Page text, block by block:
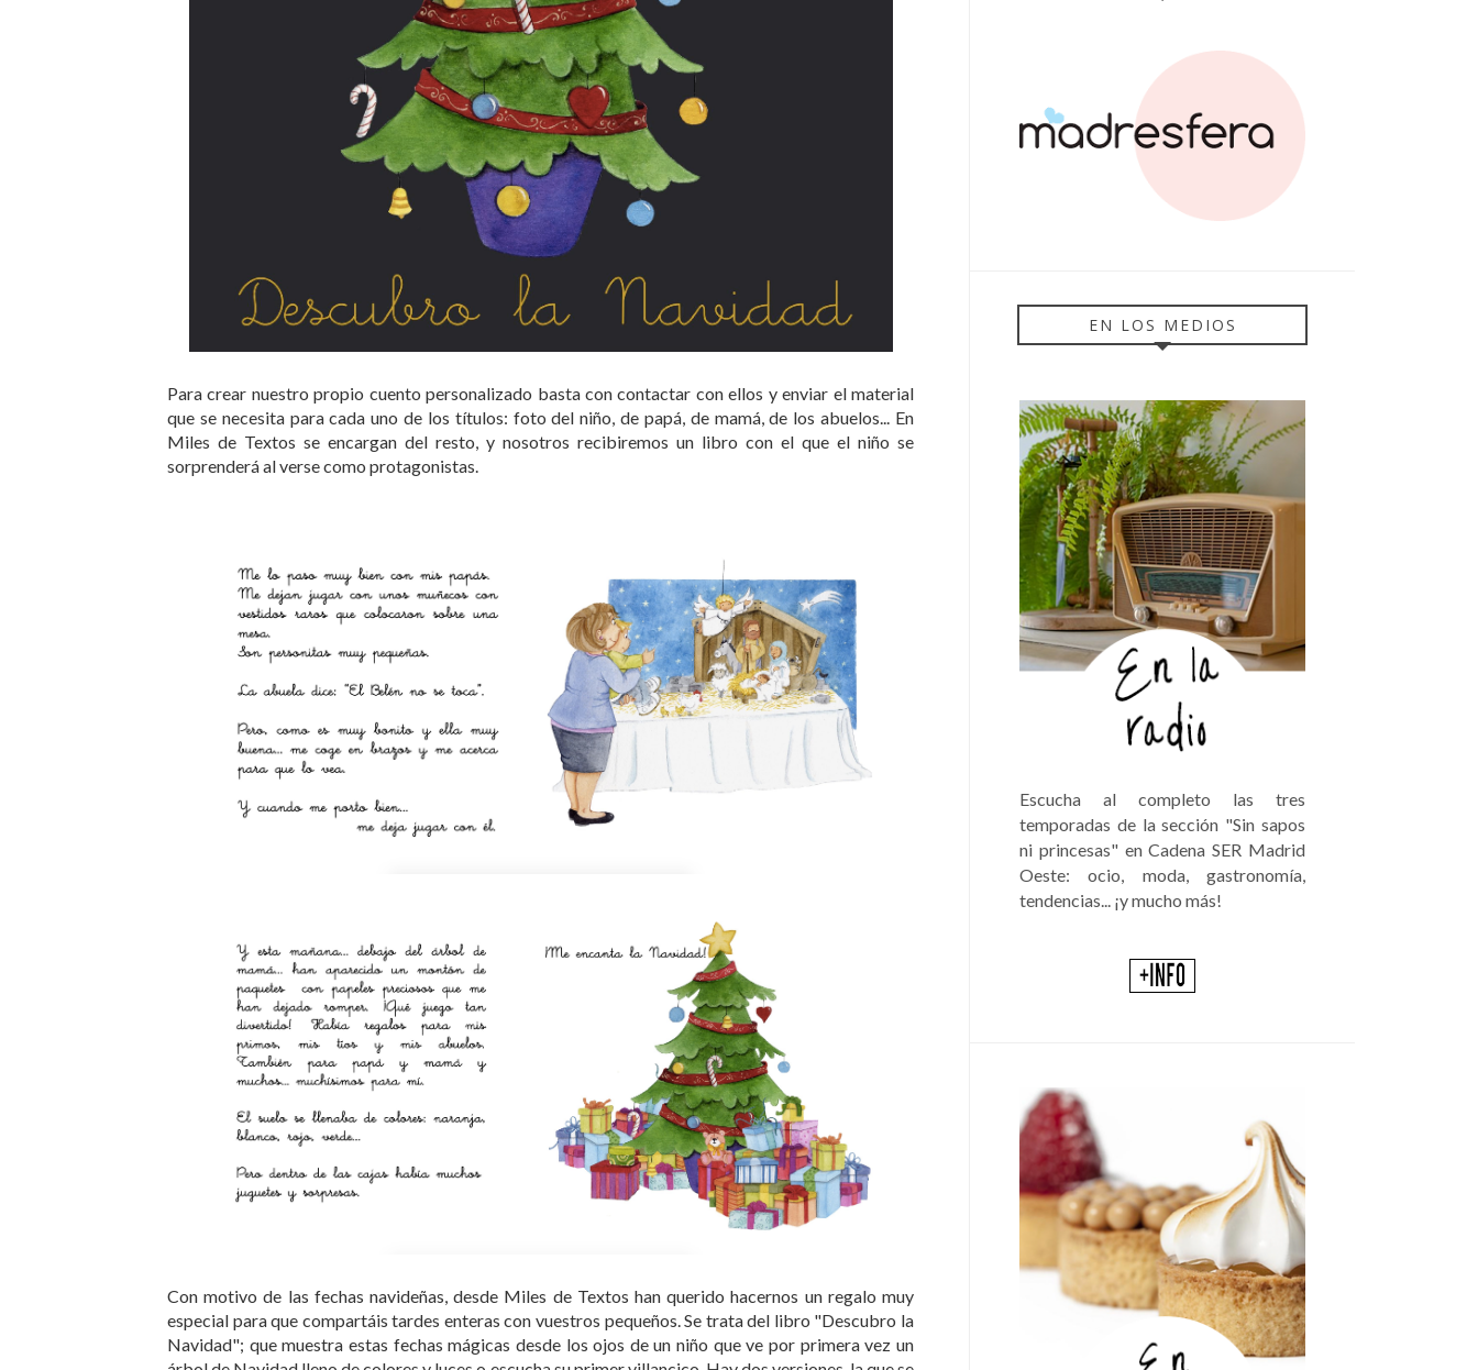
Para crear nuestro propio cuento personalizado basta con contactar con ellos y enviar el material
que se necesita para cada uno de los títulos: foto del niño, de papá, de mamá, de los abuelos... En
Miles de Textos se encargan del resto, y nosotros recibiremos un libro con el que el niño se
sorprenderá al verse como protagonistas.
Con motivo de las fechas navideñas, desde Miles de Textos han querido hacernos un regalo muy
especial para que compartáis tardes enteras con vuestros pequeños. Se trata del libro "Descubro la
Navidad"; que muestra estas fechas mágicas desde los ojos de un niño que ve por primera vez un
EN LOS MEDIOS
Escucha al completo las tres
temporadas de la sección "Sin sapos
ni princesas" en Cadena SER Madrid
Oeste: ocio, moda, gastronomía,
tendencias... ¡y mucho más!